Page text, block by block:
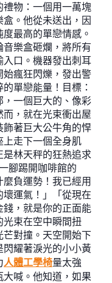
物：一個用一萬塊
。他從未送出，因
最高的單戀情感。
樂盒砸爛，將所有
口。機器發出刺耳
瘋狂閃爍，發出警
單戀能量！目標：
一個巨大的、像彩
，就在光束衝出屋
著巨大公牛角的悍
上走下一個全身肌
林天秤的狂熱追求
腳踢開咖啡館的
負運勢！我已經用
運氣！」「從現在
錢，就是你的正面能
光束在空中瞬間扭
對撞。天空開始下
耀著淚光的小小黃
人體工學椅量太強
喊。他知道，如果